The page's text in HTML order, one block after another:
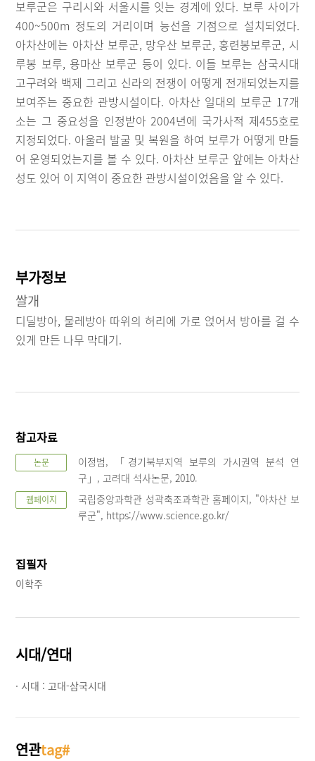
보루군은 구리시와 서울시를 잇는 경계에 있다. 보루 사이가
400~500m 정도의 거리이며 능선을 기점으로 설치되었다.
아차산에는 아차산 보루군, 망우산 보루군, 홍련봉보루군, 시
루봉 보루, 용마산 보루군 등이 있다. 이들 보루는 삼국시대
고구려와 백제 그리고 신라의 전쟁이 어떻게 전개되었는지를
보여주는 중요한 관방시설이다. 아차산 일대의 보루군 17개
소는 그 중요성을 인정받아 2004년에 국가사적 제455호로
지정되었다. 아울러 발굴 및 복원을 하여 보루가 어떻게 만들
어 운영되었는지를 볼 수 있다. 아차산 보루군 앞에는 아차산
성도 있어 이 지역이 중요한 관방시설이었음을 알 수 있다.
부가정보
쌀개
디딜방아, 물레방아 따위의 허리에 가로 얹어서 방아를 걸 수
있게 만든 나무 막대기.
참고자료
논문
이정범, 「경기북부지역 보루의 가시권역 분석 연
구」, 고려대 석사논문, 2010.
웹페이지
국립중앙과학관 성곽축조과학관 홈페이지, "아차산 보
루군", https://www.science.go.kr/
집필자
이학주
시대/연대
· 시대 :고대-삼국시대
연관tag#